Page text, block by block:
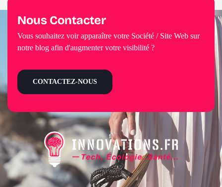
Nous Contacter
Vous souhaitez voir apparaître votre Société / Site Web sur
notre blog afin d'augmenter votre visibilité ?
CONTACTEZ-NOUS